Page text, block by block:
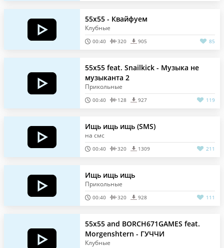
55x55 - Квайфуем
Клубные
00:40 320 905 85
55x55 feat. Snailkick - Музыка не
музыканта 2
Прикольные
00:40 128 927 119
Ищь ищь ищь (SMS)
на смс
00:40 320 1309 211
Ищь ищь ищь
Прикольные
00:40 320 928 111
55x55 and BORCH671GAMES feat.
Morgenshtern - ГУЧЧИ
Клубные